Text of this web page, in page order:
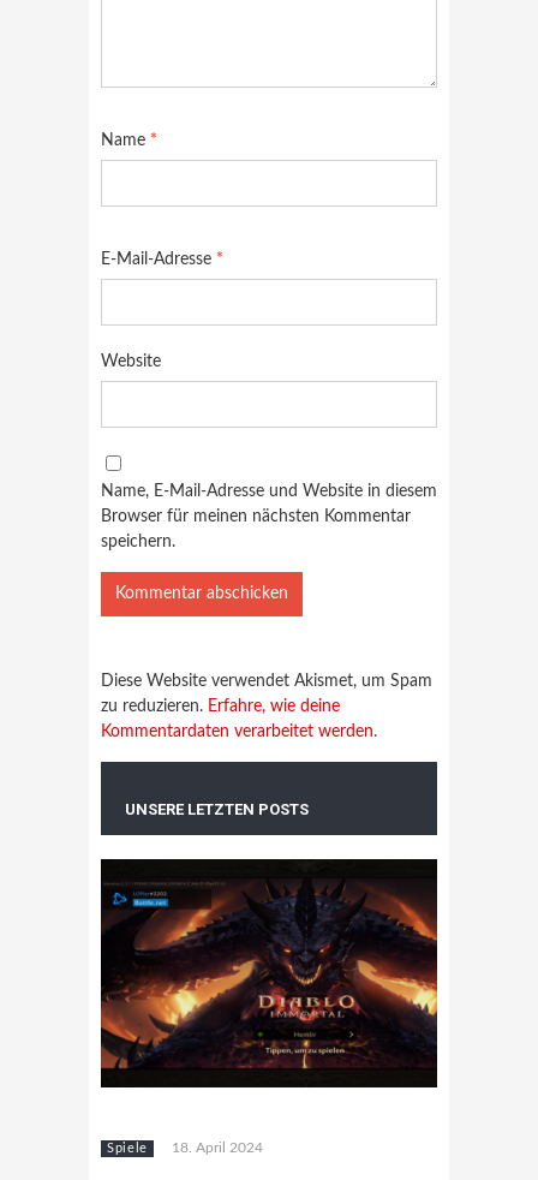
Name *
E-Mail-Adresse *
Website
Name, E-Mail-Adresse und Website in diesem
Browser für meinen nächsten Kommentar
speichern.
Diese Website verwendet Akismet, um Spam
zu reduzieren. Erfahre, wie deine
Kommentardaten verarbeitet werden.
UNSERE LETZTEN POSTS
Spiele 18. April 2024